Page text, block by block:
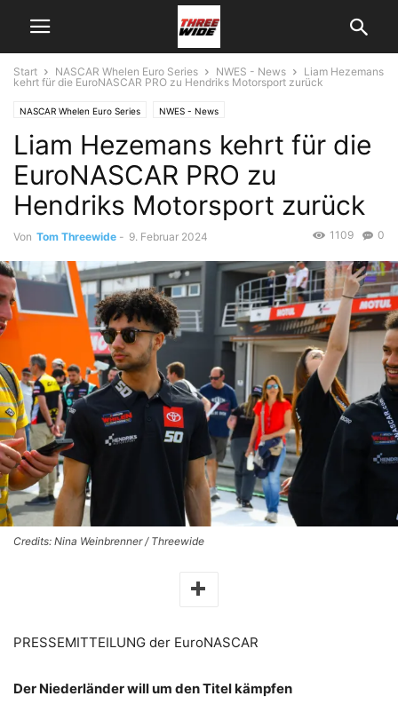
Start NASCAR Whelen Euro Series NWES - News
Liam Hezemans
kehrt für die EuroNASCAR PRO zu Hendriks Motorsport zurück
NASCAR Whelen Euro Series NWES - News
Liam Hezemans kehrt für die
EuroNASCAR PRO zu
Hendriks Motorsport zurück
Von Tom Threewide - 9. Februar 2024 0
1109
Credits: Nina Weinbrenner / Threewide
PRESSEMITTEILUNG der EuroNASCAR
Der Niederländer will um den Titel kämpfen